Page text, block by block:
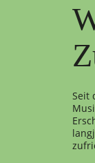
Seit